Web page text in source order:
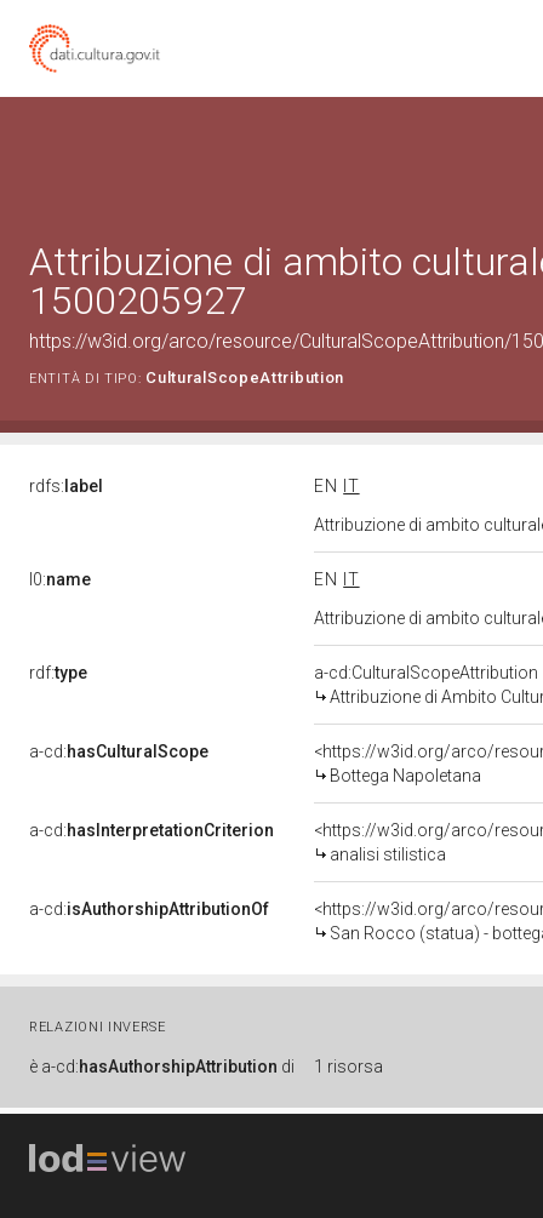
Attribuzione di ambito
1500205927
https://w3id.org/arco/resource/CulturalScopeAttribution/
ENTITÀ DI TIPO: CulturalScopeAttribution
rdfs: label EN
IT
Attribuzione di ambito
l0:name EN
IT
Attribuzione di ambito
rdf:type
a-cd:CulturalScopeAttribution
Attribuzione di Ambito
a-cd:hasCulturalScope
<https://w3id.org/arco/
Bottega Napoletana
a-cd:hasInterpretationCriterion
<https://w3id.org/arco/
analisi stilistica
a-cd:isAuthorshipAttributionOf
<https://w3id.org/arco/
San Rocco (statua) -
RELAZIONI INVERSE
è a-cd:hasAuthorshipAttribution di 1 risorsa